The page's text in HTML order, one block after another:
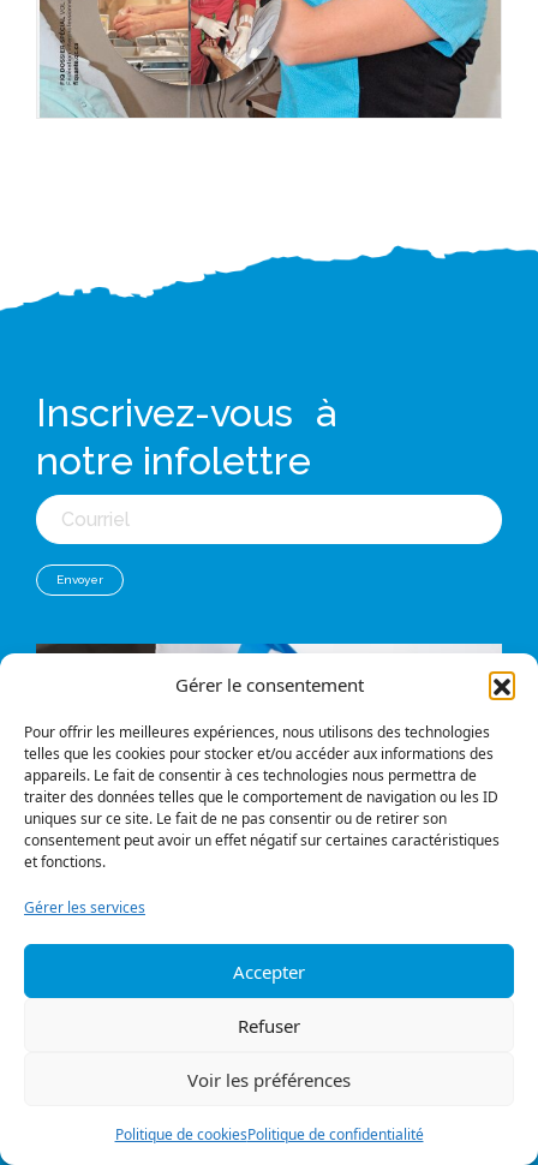
Gérer le consentement
Pour offrir les meilleures expériences, nous utilisons des technologies
telles que les cookies pour stocker et/ou accéder aux informations des
appareils. Le fait de consentir à ces technologies nous permettra de
traiter des données telles que le comportement de navigation ou les ID
uniques sur ce site. Le fait de ne pas consentir ou de retirer son
consentement peut avoir un effet négatif sur certaines caractéristiques
et fonctions.
Gérer les services
Accepter
Refuser
Voir les préférences
Politique de cookiesPolitique de confidentialité
Inscrivez-vous à
notre infolettre
Courriel
Envoyer
1234, avenue Papineau,
Salle de presse
Dans les médias